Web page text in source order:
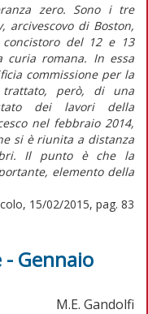
zero. Sono i tre
arcivescovo di Boston,
del 12 e 13
curia romana. In essa
commissione per la
però, di una
dei lavori della
nel febbraio 2014,
si è riunita a distanza
Il punto è che la
elemento della
15/02/2015, pag. 83
- Gennaio
M.E. Gandolfi